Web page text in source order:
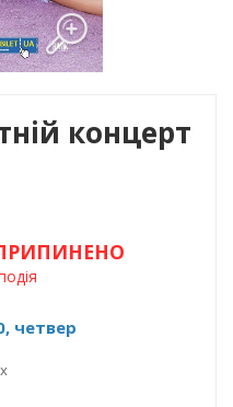
концерт
четвер